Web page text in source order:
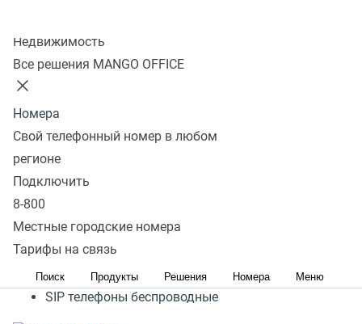
Недвижимость
Все решения MANGO OFFICE
Номера
Свой телефонный номер в любом
регионе
Подключить
8-800
Местные городские номера
Тарифы на связь
Поиск Продукты Решения Номера Меню
Для того чтобы включить или выключить режим
ожидания Вам необходимо
Шаг 1. Взять трубку Yealink.
Шаг 2. Меню -> Функции -> Режим ожидания ->
Выключено/Включено -> Сохранить.
Популярное оборудование
SIP телефоны стационарные
SIP телефоны беспроводные